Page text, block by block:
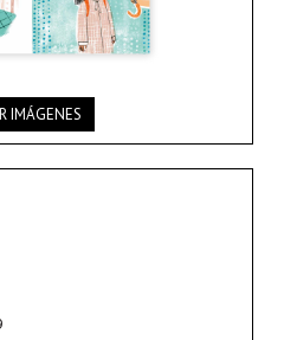
IMÁGENES